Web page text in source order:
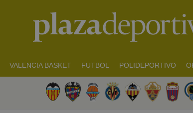
VALENCIA BASKET FUTBOL POLIDEPORTIVO